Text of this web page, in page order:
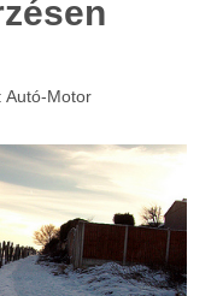
Autó-Motor